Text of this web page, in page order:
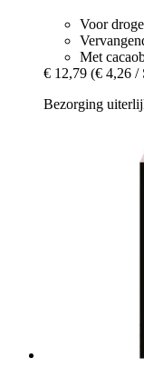
Voor
Met
€ 12,79 (€ 4,26 /
Bezorging